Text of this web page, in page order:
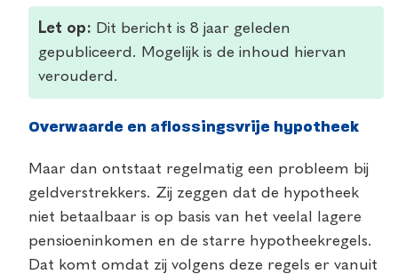
Let op: Dit bericht is 8 jaar geleden
gepubliceerd. Mogelijk is de inhoud hiervan
verouderd.
Overwaarde en aflossingsvrije hypotheek
Maar dan ontstaat regelmatig een probleem bij
geldverstrekkers. Zij zeggen dat de hypotheek
niet betaalbaar is op basis van het veelal lagere
pensioeninkomen en de starre hypotheekregels.
Dat komt omdat zij volgens deze regels er vanuit